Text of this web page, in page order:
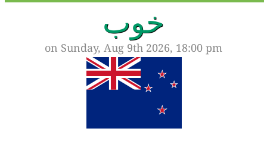
خوب
on Sunday, Aug 9th 2026, 18:00 pm